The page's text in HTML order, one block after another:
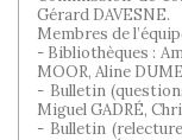
Gérard DAVESNE.
Membres de
- Bibliothèques :
MOOR, Aline
- Bulletin
Miguel GADRÉ,
- Bulletin